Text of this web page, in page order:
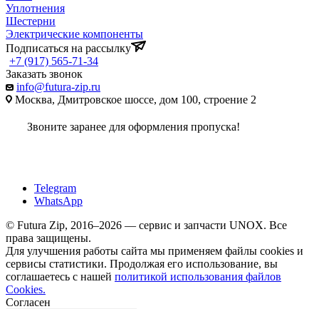
Уплотнения
Шестерни
Электрические компоненты
Подписаться на рассылку
+7 (917) 565-71-34
Заказать звонок
info@futura-zip.ru
Москва, Дмитровское шоссе, дом 100, строение 2
Звоните заранее для оформления пропуска!
Telegram
WhatsApp
© Futura Zip, 2016–2026 — сервис и запчасти UNOX. Все
права защищены.
Для улучшения работы сайта мы применяем файлы cookies и
сервисы статистики. Продолжая его использование, вы
соглашаетесь с нашей политикой использования файлов
Cookies.
Согласен